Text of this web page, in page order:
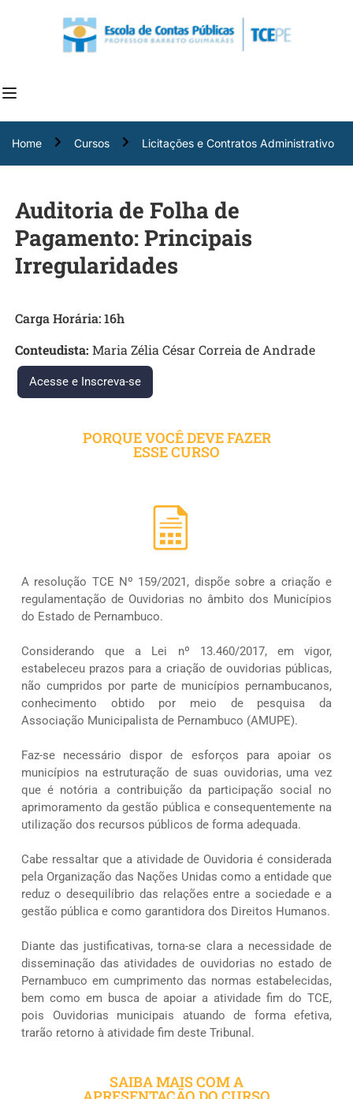
Home Cursos Licitações e Contratos Administrativo
Auditoria de Folha de
Pagamento: Principais
Irregularidades
Carga Horária: 16h
Conteudista: Maria Zélia César Correia de Andrade
Acesse e Inscreva-se
PORQUE VOCÊ DEVE FAZER
ESSE CURSO
A resolução TCE Nº 159/2021, dispõe sobre a criação e
regulamentação de Ouvidorias no âmbito dos Municípios
do Estado de Pernambuco.
Considerando que a Lei nº 13.460/2017, em vigor,
estabeleceu prazos para a criação de ouvidorias públicas,
não cumpridos por parte de municípios pernambucanos,
conhecimento obtido por meio de pesquisa da
Associação Municipalista de Pernambuco (AMUPE).
Faz-se necessário dispor de esforços para apoiar os
municípios na estruturação de suas ouvidorias, uma vez
que é notória a contribuição da participação social no
aprimoramento da gestão pública e consequentemente na
utilização dos recursos públicos de forma adequada.
Cabe ressaltar que a atividade de Ouvidoria é considerada
pela Organização das Nações Unidas como a entidade que
reduz o desequilíbrio das relações entre a sociedade e a
gestão pública e como garantidora dos Direitos Humanos.
Diante das justificativas, torna-se clara a necessidade de
disseminação das atividades de ouvidorias no estado de
Pernambuco em cumprimento das normas estabelecidas,
bem como em busca de apoiar a atividade fim do TCE,
pois Ouvidorias municipais atuando de forma efetiva,
trarão retorno à atividade fim deste Tribunal.
SAIBA MAIS COM A